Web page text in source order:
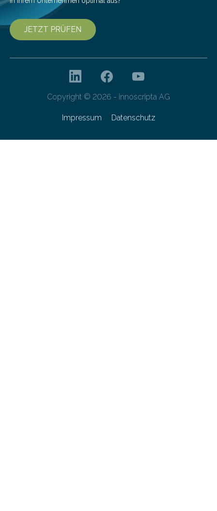
JETZT PRÜFEN
Copyright © 2026 - innoscripta AG
Impressum Datenschutz